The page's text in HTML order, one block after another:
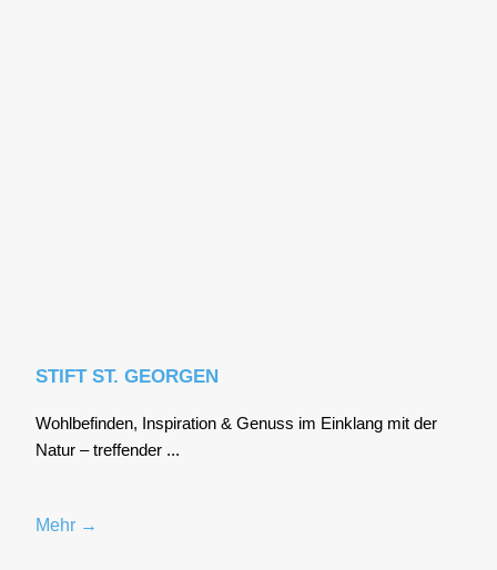
STIFT ST. GEORGEN
Wohl­be­fin­den, Inspi­ra­ti­on & Genuss im Ein­klang mit der
Natur – tref­fen­der ...
Mehr →